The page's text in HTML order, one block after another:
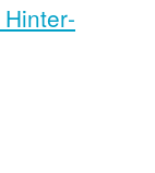
Hinter­